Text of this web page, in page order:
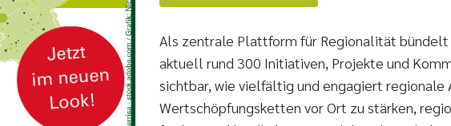
Als zentrale Plattform für Regionalität bündelt
aktuell rund 300 Initiativen, Projekte und
sichtbar, wie vielfältig und engagiert regionale
Wertschöpfungsketten vor Ort zu stärken,